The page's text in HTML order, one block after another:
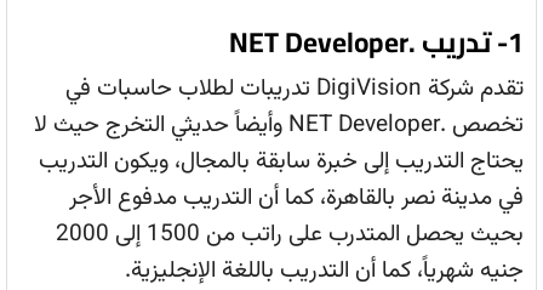
1- تدريب .NET Developer
تقدم شركة DigiVision تدريبات لطلاب حاسبات في
تخصص .NET Developer وأيضاً حديثي التخرج حيث لا
يحتاج التدريب إلى خبرة سابقة بالمجال، ويكون التدريب
في مدينة نصر بالقاهرة، كما أن التدريب مدفوع الأجر
بحيث يحصل المتدرب على راتب من 1500 إلى 2000
جنيه شهرياً، كما أن التدريب باللغة الإنجليزية.